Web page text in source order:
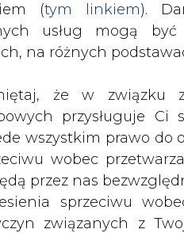
(tym linkiem).
usług mogą
na różnych
że w związku
przysługuje
wszystkim prawo do
wobec
przez nas
sprzeciwu
związanych z
Zabytków
działać będzie
gmina Zabrze i
miesiącach
przy ministrze kultury.